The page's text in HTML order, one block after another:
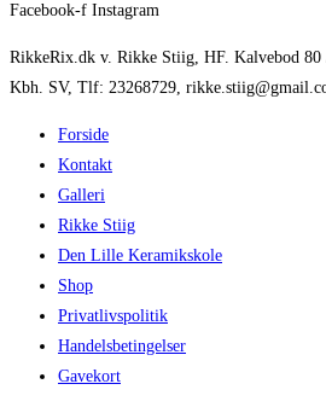
Facebook-f Instagram
RikkeRix.dk v. Rikke Stiig, HF. Kalvebod
Kbh. SV, Tlf: 23268729,
Forside
Kontakt
Galleri
Rikke Stiig
Den Lille Keramikskole
Shop
Privatlivspolitik
Handelsbetingelser
Gavekort